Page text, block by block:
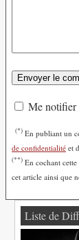
Me notifier
(*) En publiant un
de confidentialité et
(**) En cochant
cet article ainsi que
Liste de